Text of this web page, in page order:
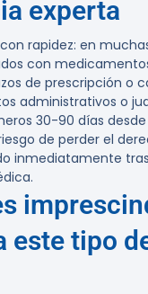
experta
rapidez: en
con
de prescripción o
administrativos o
30-90 días
de perder el
inmediatamente
este tipo